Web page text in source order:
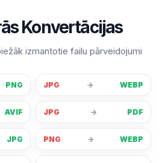
Konvertācijas
izmantotie failu pārveidojumi
PNG JPG → WEBP
AVIF JPG → PDF
JPG PNG → WEBP